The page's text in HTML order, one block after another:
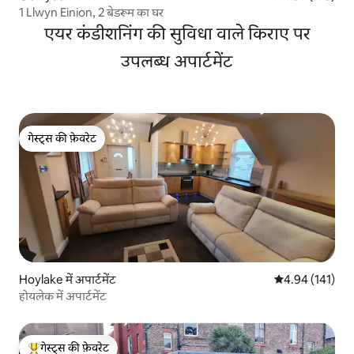
1 Llwyn Einion, 2 बेडरूम का घर
एयर कंडीशनिंग की सुविधा वाले किराए पर
उपलब्ध अपार्टमेंट
गेस्ट्स की फ़ेवरेट
गेस्ट्स की फ़ेवरेट
Hoylake में अपार्टमेंट औसत रेटिंग 5 में से
4.94 (141)
होयलेक में अपार्टमेंट
गेस्ट्स की फ़ेवरेट